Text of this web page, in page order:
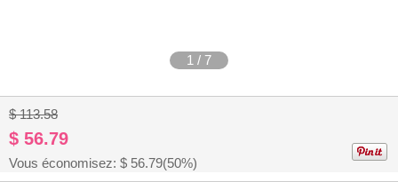
1 / 7
$ 113.58
$ 56.79
Vous économisez: $ 56.79(50%)